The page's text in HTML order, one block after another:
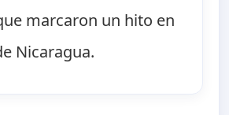
marcaron un hito en
Nicaragua.